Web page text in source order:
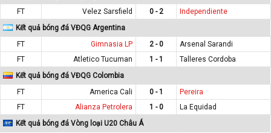
FT
Velez Sarsfield 0 - 2
Independiente
Kết quả bóng đá VĐQG Argentina
FT
Gimnasia LP 2 - 0
Arsenal Sarandi
FT
Atletico Tucuman 1 - 1
Talleres Cordoba
Kết quả bóng đá VĐQG Colombia
FT
America Cali 0 - 1
Pereira
FT
Alianza Petrolera 1 - 0
La Equidad
Kết quả bóng đá Vòng loại U20 Châu Á